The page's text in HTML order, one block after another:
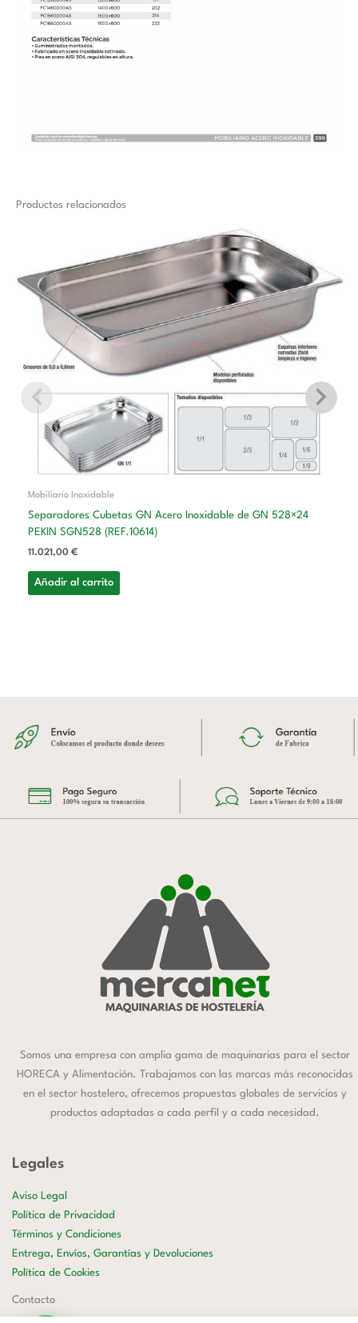
Productos relacionados
Mobiliario Inoxidable
Separadores Cubetas GN Acero Inoxidable de GN 528×24
PEKIN SGN528 (REF.10614)
11.021,00 €
Añadir al carrito
Somos una empresa con amplia gama de maquinarias para el sector
HORECA y Alimentación. Trabajamos con las marcas más reconocidas
en el sector hostelero, ofrecemos propuestas globales de servicios y
productos adaptadas a cada perfil y a cada necesidad.
Legales
Aviso Legal
Política de Privacidad
Términos y Condiciones
Entrega, Envíos, Garantías y Devoluciones
Política de Cookies
Contacto